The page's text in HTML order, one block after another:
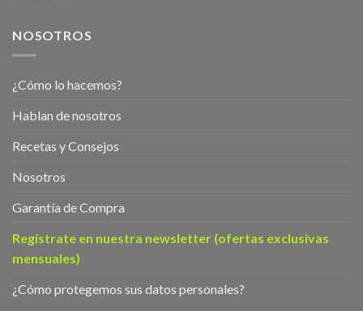
NOSOTROS
¿Cómo lo hacemos?
Hablan de nosotros
Recetas y Consejos
Nosotros
Garantía de Compra
Regístrate en nuestra newsletter (ofertas exclusivas
mensuales)
¿Cómo protegemos sus datos personales?